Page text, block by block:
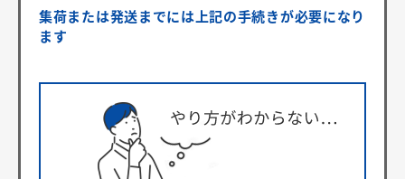
集荷または発送までには上記の手続きが必要になり
ます